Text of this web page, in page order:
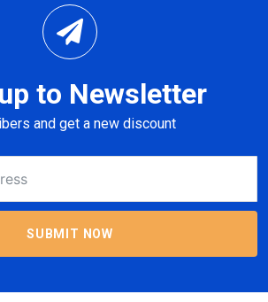
to Newsletter
and get a new discount
SUBMIT NOW